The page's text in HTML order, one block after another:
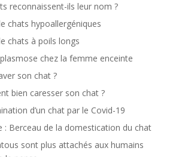
reconnaissent-ils leur nom ?
chats hypoallergéniques
chats à poils longs
chez la femme enceinte
son chat ?
bien caresser son chat ?
d’un chat par le Covid-19
: Berceau de la domestication du chat
sont plus attachés aux humains